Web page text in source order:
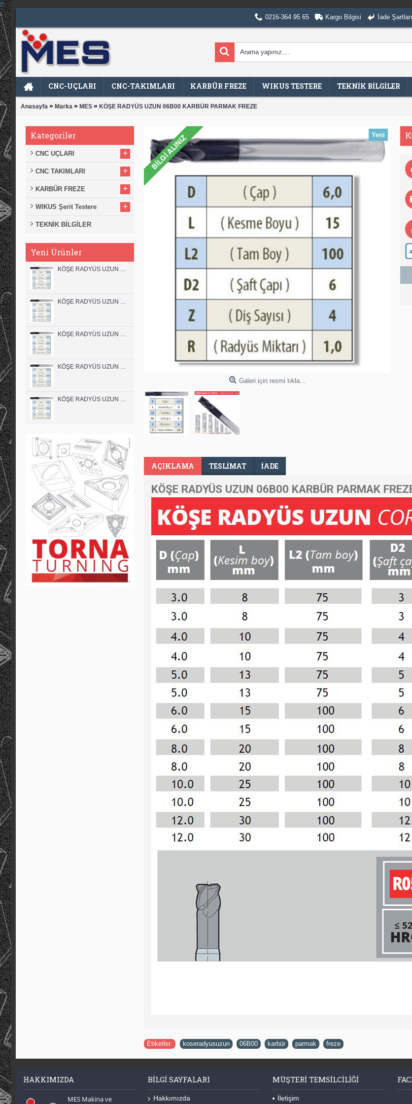
0216-364 95 65 Kargo Bilgisi İade Şartları
CNC-UÇLARI CNC-TAKIMLARI KARBÜR FREZE WIKUS TESTERE TEKNİK BİLGİLER
Anasayfa » Marka » MES » KÖŞE RADYÜS UZUN 06B00 KARBÜR PARMAK FREZE
Kategoriler
CNC UÇLARI +
CNC TAKIMLARI +
KARBÜR FREZE +
WIKUS Şerit Testere +
TEKNİK BİLGİLER
Yeni Ürünler
Yeni
Galeri için resmi tıkla...
AÇIKLAMA TESLIMAT İADE
KÖŞE RADYÜS UZUN 06B00 KARBÜR PARMAK
Etiketler: koseradyusuzun 06B00 karbür parmak freze
HAKKIMIZDA
MES Makina ve
BILGI SAYFALARI
Hakkımızda
MÜŞTERI TEMSILCILIĞI
İletişim